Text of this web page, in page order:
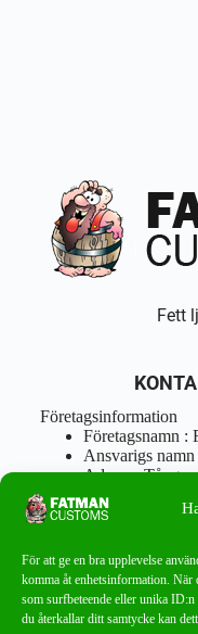
För att ge en bra upplevelse
komma åt enhetsinformation. När
som surfbeteende eller unika
du återkallar ditt samtycke kan
Fett
Företagsinformation
Företagsnamn :
Ansvarigs
Adress :
Postnr : 417 46
Tel :
Mån – Fre
Lör -11:00 –